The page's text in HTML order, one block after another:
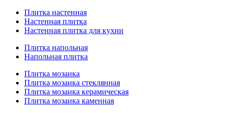
Плитка настенная
Настенная плитка
Настенная плитка для кухни
Плитка напольная
Напольная плитка
Плитка мозаика
Плитка мозаика стеклянная
Плитка мозаика керамическая
Плитка мозаика каменная